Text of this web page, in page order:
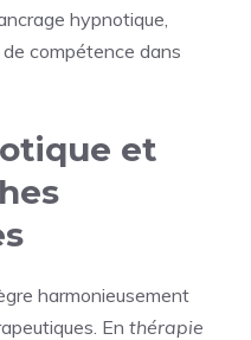
hypnotique,
compétence dans
et
harmonieusement
En thérapie